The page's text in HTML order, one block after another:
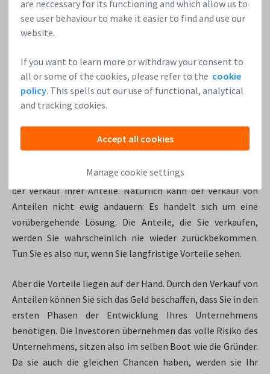
are neccessary for its functioning and which allow us to
see user behaviour to make it easier to find and use our
website.
If you want to learn more or withdraw your consent to
all or some of the cookies, please refer to the cookie
policy. This spells out our use of functional, analytical
and tracking cookies.
Accept all cookies
Manage cookie settings
Wenn der Grund, warum Sie Geld brauchen, die Rückzahlung
eines Kredits ist, werden Sie es sehr schwer haben,
interessierte Investoren zu finden. Die Investoren wollen
in die Behebung von Problemen aus der Vergangenheit. Ein
hoher Kredit in der Bilanz kann dazu führen, dass sich die
Kapitalgeber abwenden. Jetzt ist das Darlehen ein
3. Mittelbeschaffung
Der natürlichste Weg für Start-ups, Geld zu beschaffen, ist
der Verkauf ihrer Anteile. Natürlich kann der Verkauf von
Anteilen nicht ewig andauern: Es handelt sich um eine
vorübergehende Lösung. Die Anteile, die Sie verkaufen,
werden Sie wahrscheinlich nie wieder zurückbekommen.
Tun Sie es also nur, wenn Sie langfristige Vorteile sehen.
Aber die Vorteile liegen auf der Hand. Durch den Verkauf von
Anteilen können Sie sich das Geld beschaffen, dass Sie in den
ersten Phasen der Entwicklung Ihres Unternehmens
benötigen. Die Investoren übernehmen das volle Risiko des
Unternehmens, sitzen also im selben Boot wie die Gründer.
Da sie auch die gleichen Chancen haben, werden sie Ihr